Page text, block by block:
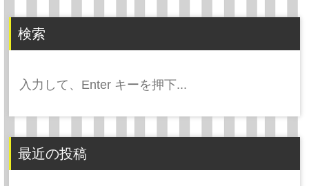
ー
シ
検索
索:
最近の投稿